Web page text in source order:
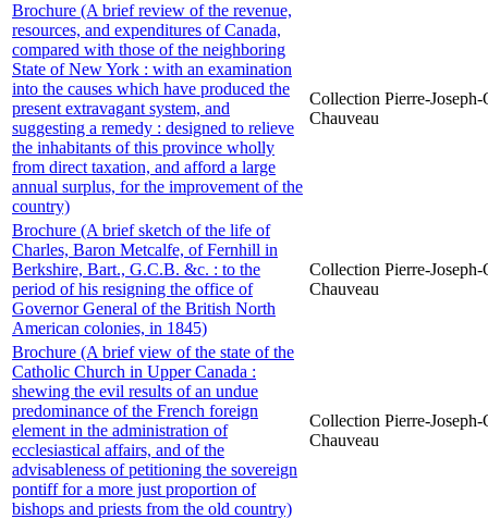
Brochure (A brief review of the revenue,
resources, and expenditures of Canada,
compared with those of the neighboring
State of New York : with an examination
into the causes which have produced the
present extravagant system, and
suggesting a remedy : designed to relieve
the inhabitants of this province wholly
from direct taxation, and afford a large
annual surplus, for the improvement of the
country)
Collection Pierre-
Chauveau
Brochure (A brief sketch of the life of
Charles, Baron Metcalfe, of Fernhill in
Berkshire, Bart., G.C.B. &c. : to the
period of his resigning the office of
Governor General of the British North
American colonies, in 1845)
Collection Pierre-
Chauveau
Brochure (A brief view of the state of the
Catholic Church in Upper Canada :
shewing the evil results of an undue
predominance of the French foreign
element in the administration of
ecclesiastical affairs, and of the
advisableness of petitioning the sovereign
pontiff for a more just proportion of
bishops and priests from the old country)
Collection Pierre-
Chauveau